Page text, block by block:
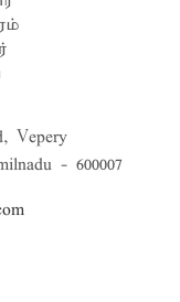
Vepery
- 600007